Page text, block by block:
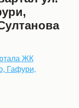
ЖК
Гафури,